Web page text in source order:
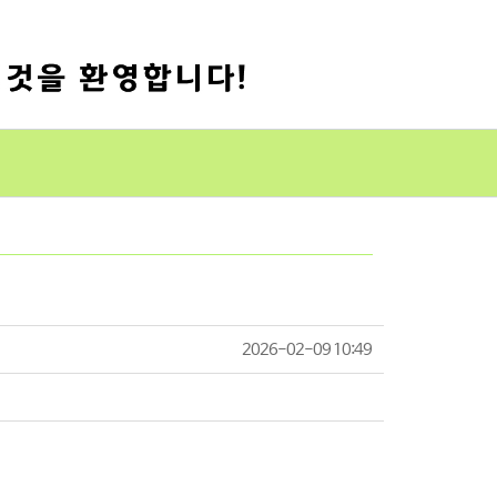
2026-02-09 10:49